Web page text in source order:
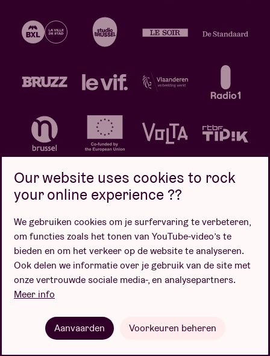
Privacybeleid Cookiebeleid
Verkoopsvoorwaarden
Design door
Our website uses cookies to rock
your online experience ??
We gebruiken cookies om je surfervaring te verbeteren,
om functies zoals het tonen van YouTube-video’s te
bieden en om het verkeer op de website te analyseren.
Ook delen we informatie over je gebruik van de site met
onze vertrouwde sociale media-, en analysepartners.
Meer info
Aanvaarden Voorkeuren beheren